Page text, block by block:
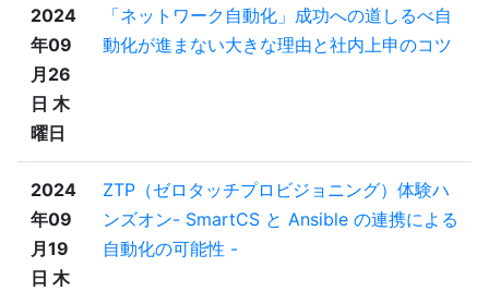
2024
年09
月26
日 木
曜日
「ネットワーク自動化」成功への道しるべ自
動化が進まない大きな理由と社内上申のコツ
2024
年09
月19
日 木
ZTP（ゼロタッチプロビジョニング）体験ハ
ンズオン- SmartCS と Ansible の連携による
自動化の可能性 -